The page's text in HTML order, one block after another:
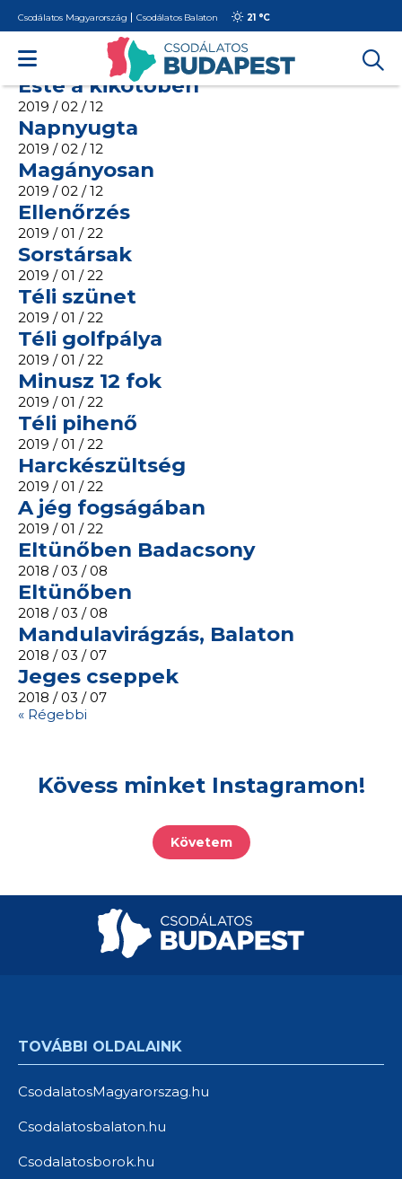
Csodálatos Magyarország Csodálatos Balaton 21 °C
« Régebbi
2019 / 02 / 12
Este a kikötőben
2019 / 02 / 12
Napnyugta
2019 / 02 / 12
Magányosan
2019 / 02 / 12
Ellenőrzés
2019 / 01 / 22
Sorstársak
2019 / 01 / 22
Téli szünet
2019 / 01 / 22
Téli golfpálya
2019 / 01 / 22
Minusz 12 fok
2019 / 01 / 22
Téli pihenő
2019 / 01 / 22
Harckészültség
2019 / 01 / 22
A jég fogságában
2019 / 01 / 22
Eltünőben Badacsony
2018 / 03 / 08
Eltünőben
2018 / 03 / 08
Mandulavirágzás, Balaton
2018 / 03 / 07
Jeges cseppek
2018 / 03 / 07
« Régebbi
Kövess minket Instagramon!
Követem
TOVÁBBI OLDALAINK
CsodalatosMagyarorszag.hu
Csodalatosbalaton.hu
Csodalatosborok.hu